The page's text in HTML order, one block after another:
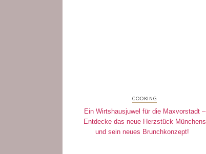
COOKING
Ein Wirtshausjuwel für die Maxvorstadt –
Entdecke das neue Herzstück Münchens
und sein neues Brunchkonzept!